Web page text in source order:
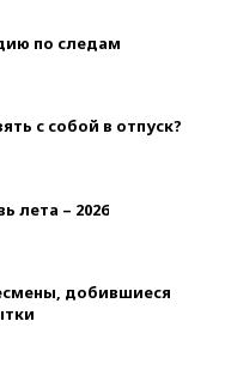
по следам
с собой в отпуск?
лета – 2026
добившиеся